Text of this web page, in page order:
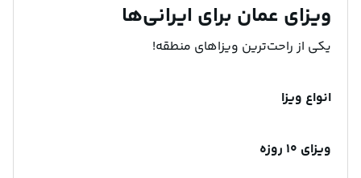
ویزای عمان برای ایرانی‌ها
یکی از راحت‌ترین ویزاهای منطقه!
انواع ویزا
ویزای ۱۰ روزه